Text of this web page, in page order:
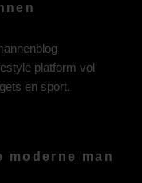
platform vol
en sport.
man